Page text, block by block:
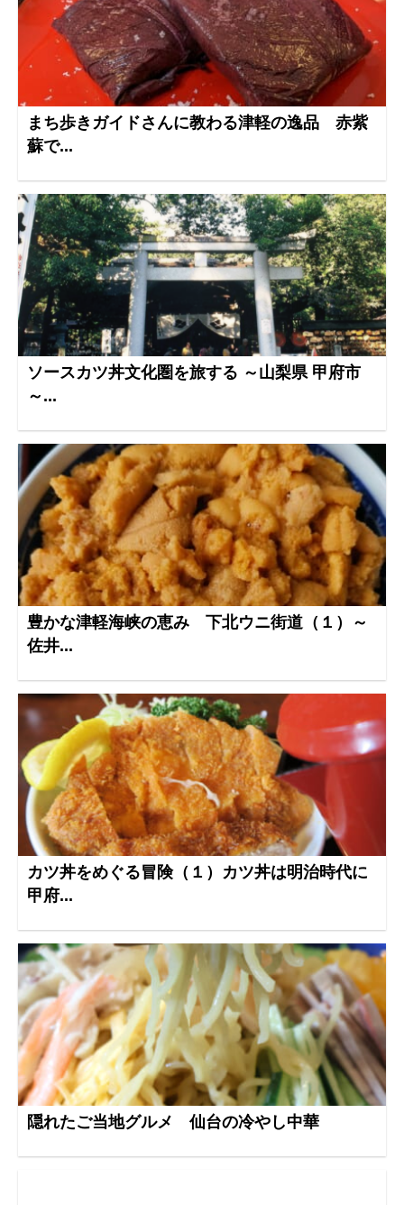
まち歩きガイドさんに教わる津軽の逸品 赤紫
蘇で...
ソースカツ丼文化圏を旅する ～山梨県 甲府市
～...
豊かな津軽海峡の恵み 下北ウニ街道（１）～
佐井...
カツ丼をめぐる冒険（１）カツ丼は明治時代に
甲府...
隠れたご当地グルメ 仙台の冷やし中華